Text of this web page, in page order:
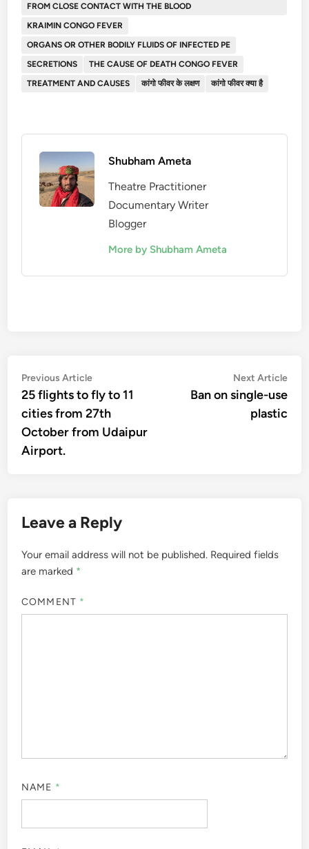
FROM CLOSE CONTACT WITH THE BLOOD
KRAIMIN CONGO FEVER
ORGANS OR OTHER BODILY FLUIDS OF INFECTED PE
SECRETIONS
THE CAUSE OF DEATH CONGO FEVER
TREATMENT AND CAUSES
कांगो फीवर के लक्षण कांगो फीवर क्या है
Shubham Ameta
Theatre Practitioner
Documentary Writer
Blogger
More by Shubham Ameta
Post
navigation
Previous ArticlePrevious
article:
25 flights to fly to 11
cities from 27th
October from Udaipur
Airport.
Next Article
Ban on single-use
plastic
Leave a Reply
Your email address will not be published. Required fields
are marked *
COMMENT *
NAME *